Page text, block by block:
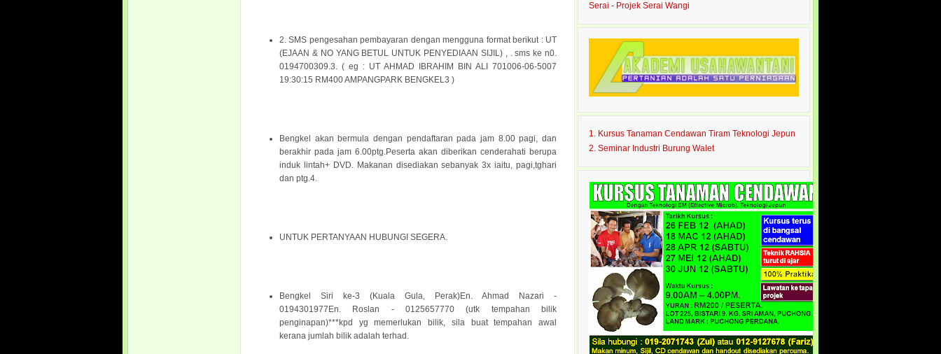
2. SMS pengesahan pembayaran dengan mengguna format berikut : UT
(EJAAN & NO YANG BETUL UNTUK PENYEDIAAN SIJIL) , . sms ke n0.
0194700309.3. ( eg : UT AHMAD IBRAHIM BIN ALI 701006-06-5007
19:30:15 RM400 AMPANGPARK BENGKEL3 )
Bengkel akan bermula dengan pendaftaran pada jam 8.00 pagi, dan
berakhir pada jam 6.00ptg.Peserta akan diberikan cenderahati berupa
induk lintah+ DVD. Makanan disediakan sebanyak 3x iaitu, pagi,tghari
dan ptg.4.
UNTUK PERTANYAAN HUBUNGI SEGERA.
Bengkel Siri ke-3 (Kuala Gula, Perak)En. Ahmad Nazari -
0194301977En. Roslan - 0125657770 (utk tempahan bilik
penginapan)***kpd yg memerlukan bilik, sila buat tempahan awal
kerana jumlah bilik adalah terhad.
Serai - Projek Serai Wangi
1. Kursus Tanaman Cendawan Tiram Teknologi Jepun
2. Seminar Industri Burung Walet